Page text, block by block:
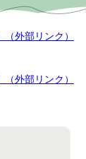
（外部リンク）
（外部リンク）